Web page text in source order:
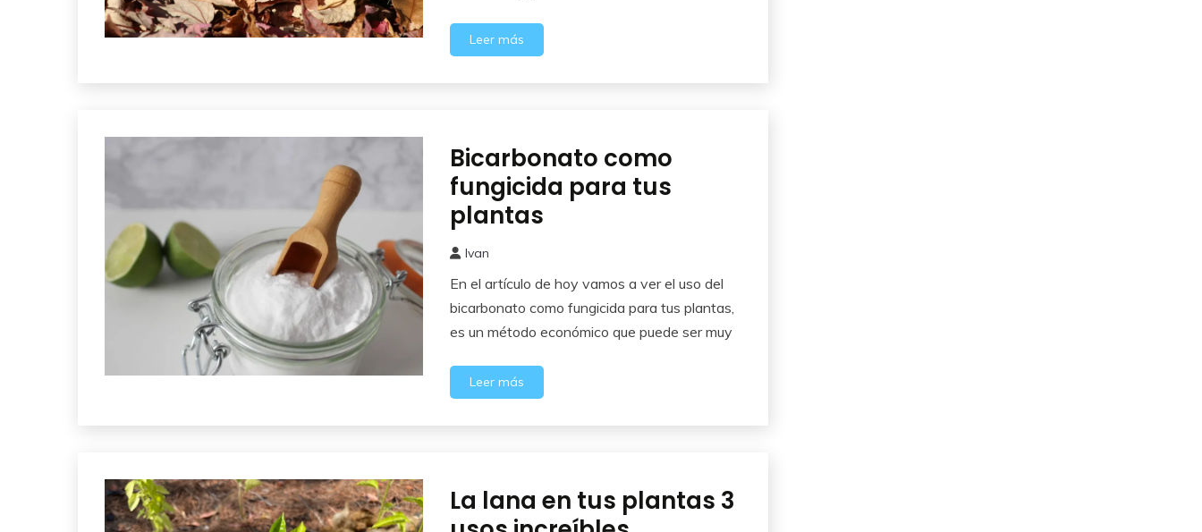
Leer más
Cuidados
del
Huerto
Bicarbonato como
fungicida para tus
plantas
marzo,
2025
Ivan
En el artículo de hoy vamos a ver el uso del
bicarbonato como fungicida para tus plantas,
es un método económico que puede ser muy
Leer más
Cuidados
La lana en tus plantas 3